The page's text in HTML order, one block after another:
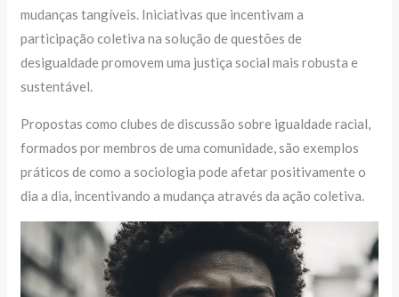
mudanças tangíveis. Iniciativas que incentivam a
participação coletiva na solução de questões de
desigualdade promovem uma justiça social mais robusta e
sustentável.
Propostas como clubes de discussão sobre igualdade racial,
formados por membros de uma comunidade, são exemplos
práticos de como a sociologia pode afetar positivamente o
dia a dia, incentivando a mudança através da ação coletiva.